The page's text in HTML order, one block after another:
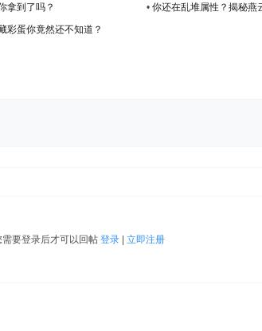
拿到了吗？ • 你还在乱堆属性？揭秘燕
彩蛋你竟然还不知道？
需要登录后才可以回帖 登录| 立即注册